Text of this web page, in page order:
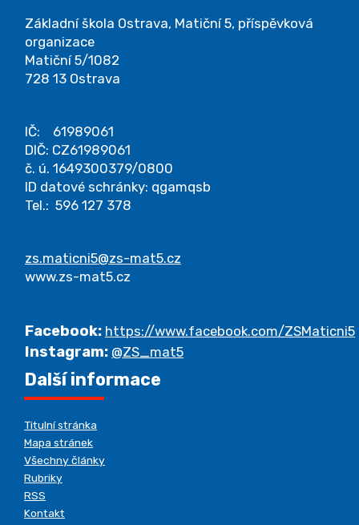
Základní škola Ostrava, Matiční 5, příspěvková
organizace
Matiční 5/1082
728 13 Ostrava
IČ: 61989061
DIČ: CZ61989061
č. ú. 1649300379/0800
ID datové schránky: qgamqsb
Tel.: 596 127 378
zs.maticni5@zs-mat5.cz
www.zs-mat5.cz
Facebook: https://www.facebook.com/ZSMaticni5
Instagram: @ZS_mat5
Další informace
Titulní stránka
Mapa stránek
Všechny články
Rubriky
RSS
Kontakt